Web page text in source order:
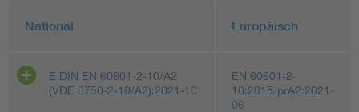
National Europäisch
E DIN EN 60601-2-10/A2
(VDE 0750-2-10/A2):2021-10
EN 60601-2-
10:2015/prA2:2021-
06